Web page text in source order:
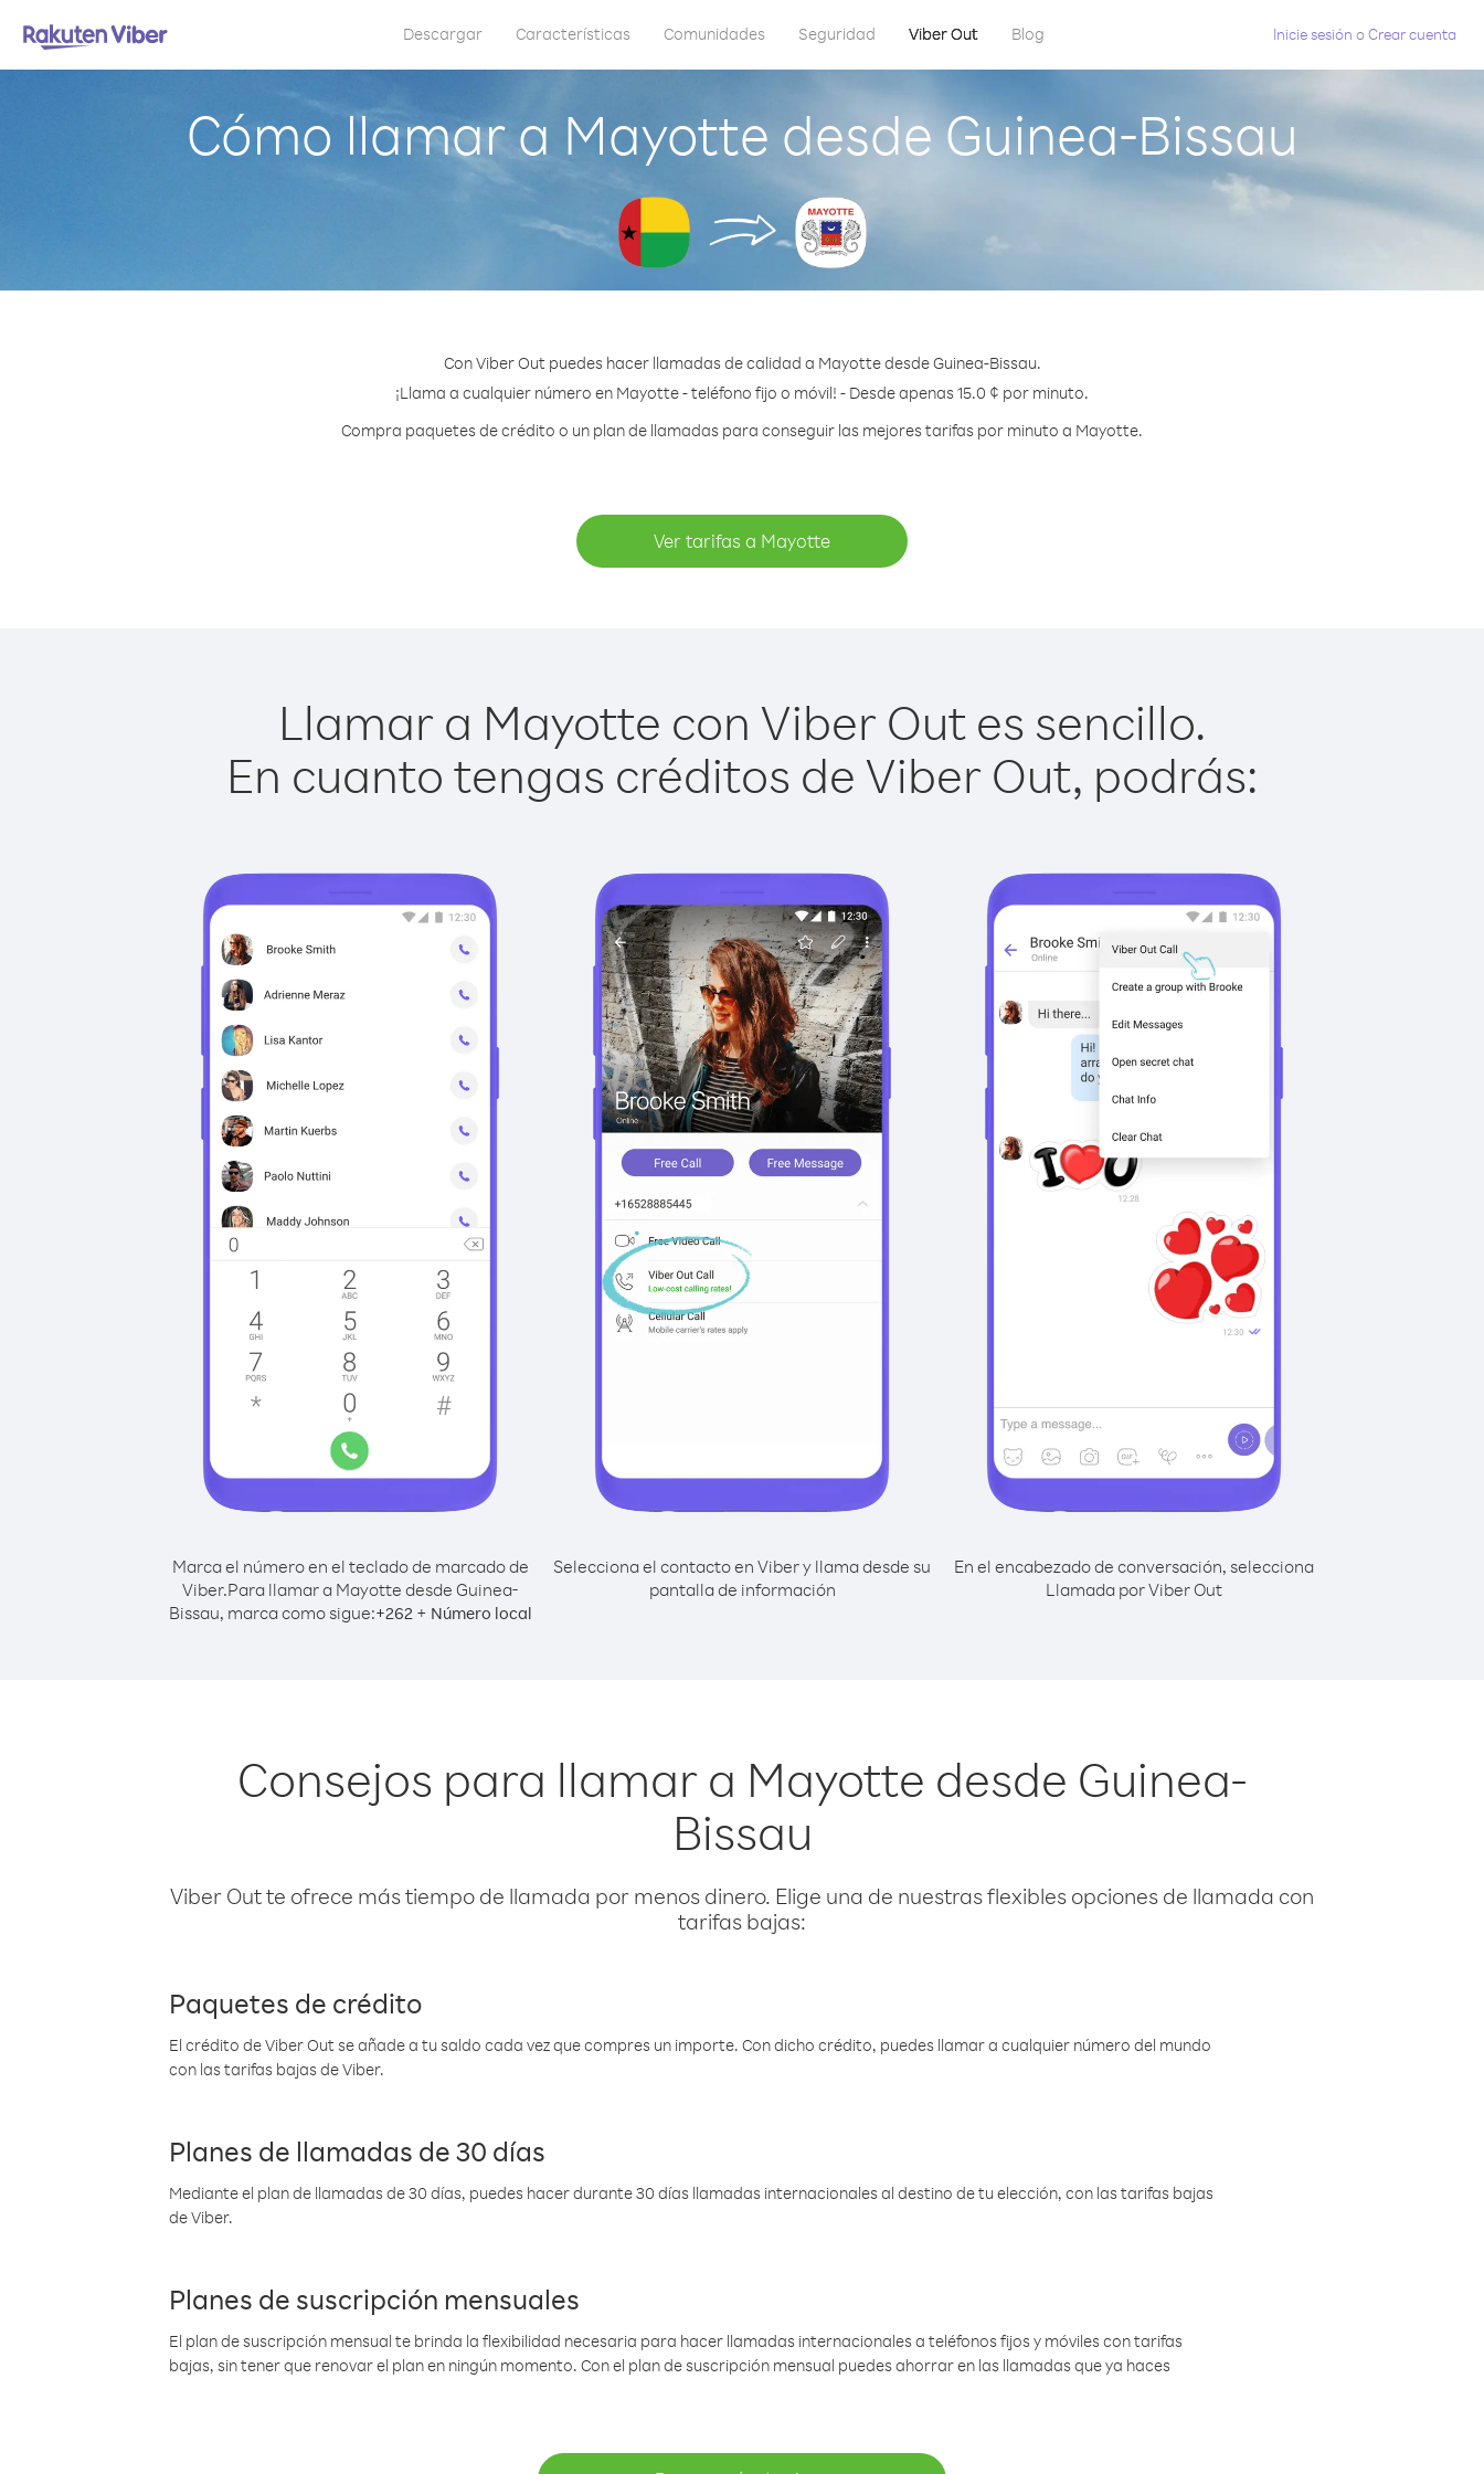
Descargar Características Comunidades Seguridad Viber Out Blog Inicie sesión oCrear cuenta
Cómo llamar a Mayotte desde Guinea-Bissau
Con Viber Out puedes hacer llamadas de calidad a Mayotte desde Guinea-Bissau.
¡Llama a cualquier número en Mayotte - teléfono fijo o móvil! - Desde apenas 15.0 ¢ por minuto.
Compra paquetes de crédito o un plan de llamadas para conseguir las mejores tarifas por minuto a Mayotte.
Ver tarifas a Mayotte
Llamar a Mayotte con Viber Out es sencillo.
En cuanto tengas créditos de Viber Out, podrás:
Marca el número en el teclado de marcado de
Viber.Para llamar a Mayotte desde Guinea-
Bissau, marca como sigue:+262+ Número local
Selecciona el contacto en Viber y llama desde su
pantalla de información
En el encabezado de conversación, selecciona
Llamada por Viber Out
Consejos para llamar a Mayotte desde Guinea-
Bissau
Viber Out te ofrece más tiempo de llamada por menos dinero. Elige una de nuestras flexibles opciones de llamada con
tarifas bajas:
Paquetes de crédito
El crédito de Viber Out se añade a tu saldo cada vez que compres un importe. Con dicho crédito, puedes llamar a cualquier número del mundo
con las tarifas bajas de Viber.
Planes de llamadas de 30 días
Mediante el plan de llamadas de 30 días, puedes hacer durante 30 días llamadas internacionales al destino de tu elección, con las tarifas bajas
de Viber.
Planes de suscripción mensuales
El plan de suscripción mensual te brinda la flexibilidad necesaria para hacer llamadas internacionales a teléfonos fijos y móviles con tarifas
bajas, sin tener que renovar el plan en ningún momento. Con el plan de suscripción mensual puedes ahorrar en las llamadas que ya haces